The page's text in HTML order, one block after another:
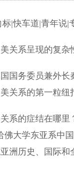
快车道|青年说|
系呈现的复杂性
务委员兼外长秦
关系的第一粒纽
的症结在哪里？
佛大学东亚系中
洲历史、国际和